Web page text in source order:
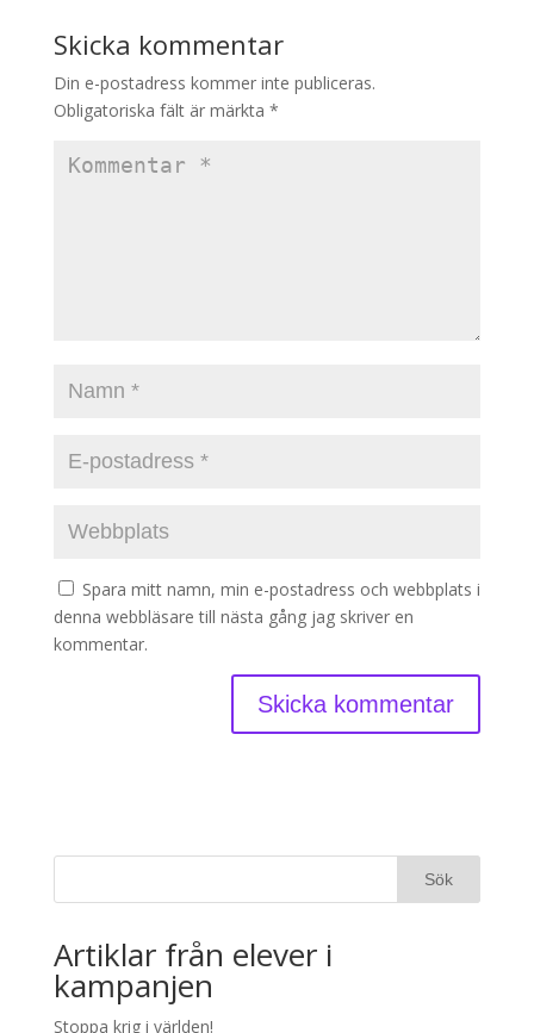
Skicka kommentar
Din e-postadress kommer inte publiceras.
Obligatoriska fält är märkta *
Spara mitt namn, min e-postadress och webbplats i
denna webbläsare till nästa gång jag skriver en
kommentar.
Artiklar från elever i
kampanjen
Stoppa krig i världen!